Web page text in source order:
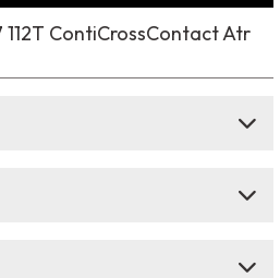
ContiCrossContact Atr
yorumu siz yapın!